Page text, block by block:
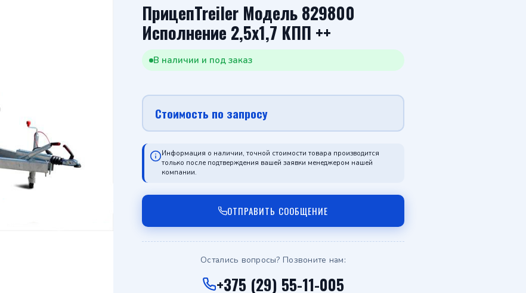
WhatsApp
ПрицепTreiler Модель 829800
Исполнение 2,5х1,7 КПП ++
В наличии и под заказ
Стоимость по запросу
Информация о наличии, точной стоимости товара производится
только после подтверждения вашей заявки менеджером нашей
компании.
ОТПРАВИТЬ СООБЩЕНИЕ
Остались вопросы? Позвоните нам:
+375 (29) 55-11-005